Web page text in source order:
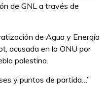
de GNL a través de
de Agua y Energía
acusada en la ONU por
palestino.
y puntos de partida…”